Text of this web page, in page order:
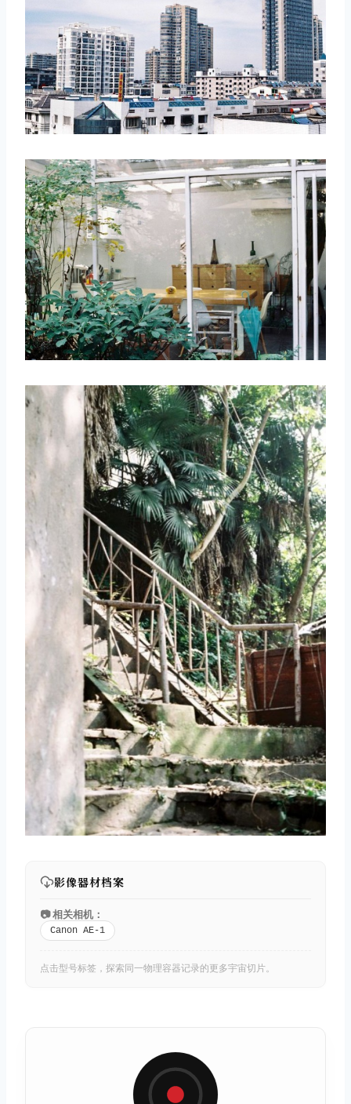
影像器材档案
📷 相关相机：
Canon AE-1
点击型号标签，探索同一物理容器记录的更多宇宙切片。
取消 搜索